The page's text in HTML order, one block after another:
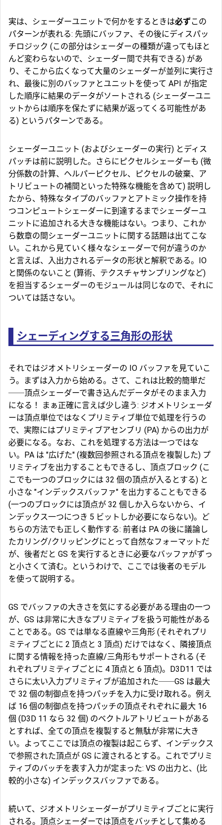
実は、シェーダーユニットで何かをするときは必ずこの
パターンが表れる: 先頭にバッファ、その後にディスパッ
チロジック (この部分はシェーダーの種類が違ってもほと
んど変わらないので、シェーダー間で共有できる) があ
り、そこから広くなって大量のシェーダーが並列に実行さ
れ、最後に別のバッファとユニットを使って API が指定
した順序に結果のデータがソートされる (シェーダーユニ
ットからは順序を保たずに結果が返ってくる可能性があ
る) というパターンである。
シェーダーユニット (およびシェーダーの実行) とディス
パッチは前に説明した。さらにピクセルシェーダーも (微
分係数の計算、ヘルパーピクセル、ピクセルの破棄、ア
トリビュートの補間といった特殊な機能を含めて) 説明し
たから、特殊なタイプのバッファとアトミック操作を持
つコンピュートシェーダーに到達するまでシェーダーユ
ニットに追加される大きな機能はない。つまり、これか
ら数章の間シェーダーユニットに関する話題は出てこな
い。これから見ていく様々なシェーダーで何が違うのか
と言えば、入出力されるデータの形状と解釈である。IO
と関係のないこと (算術、テクスチャサンプリングなど)
を担当するシェーダーのモジュールは同じなので、それに
ついては話さない。
シェーディングする三角形の形状
それではジオメトリシェーダーの IO バッファを見ていこ
う。まずは入力から始める。さて、これは比較的簡単だ
──頂点シェーダーで書き込んだデータがそのまま入力
になる！ まぁ正確に言えば少し違う: ジオメトリシェーダ
ーは頂点単位ではなくプリミティブ単位で処理を行うの
で、実際にはプリミティブアセンブリ (PA) からの出力が
必要になる。なお、これを処理する方法は一つではな
い。PA は "広げた" (複数回参照される頂点を複製した) プ
リミティブを出力することもできるし、頂点ブロック (こ
こでも一つのブロックには 32 個の頂点が入るとする) と
小さな "インデックスバッファ" を出力することもできる
(一つのブロックには頂点が 32 個しか入らないから、イ
ンデックス一つにつき 5 ビットしか必要にならない)。ど
ちらの方法でも正しく動作する: 前者は PA の後に議論し
たカリング/クリッピングにとって自然なフォーマットだ
が、後者だと GS を実行するときに必要なバッファがずっ
と小さくて済む。というわけで、ここでは後者のモデル
を使って説明する。
GS でバッファの大きさを気にする必要がある理由の一つ
が、GS は非常に大きなプリミティブを扱う可能性がある
ことである。GS では単なる直線や三角形 (それぞれプリ
ミティブごとに 2 頂点と 3 頂点) だけではなく、隣接頂点
に関する情報を持った直線/三角形もサポートされる (そ
れぞれプリミティブごとに 4 頂点と 6 頂点)。D3D11 では
さらに太い入力プリミティブが追加された──GS は最大
で 32 個の制御点を持つパッチを入力に受け取れる。例え
ば 16 個の制御点を持つパッチの頂点それぞれに最大 16
個 (D3D 11 なら 32 個) のベクトルアトリビュートがある
とすれば、全ての頂点を複製すると無駄が非常に大き
い。よってここでは頂点の複製は起こらず、インデックス
で参照された頂点が GS に渡されるとする。これでプリミ
ティブのバッチを表す入力が定まった: VS の出力と、(比
較的小さな) インデックスバッファである。
続いて、ジオメトリシェーダーがプリミティブごとに実行
される。頂点シェーダーでは頂点をバッチとして集める